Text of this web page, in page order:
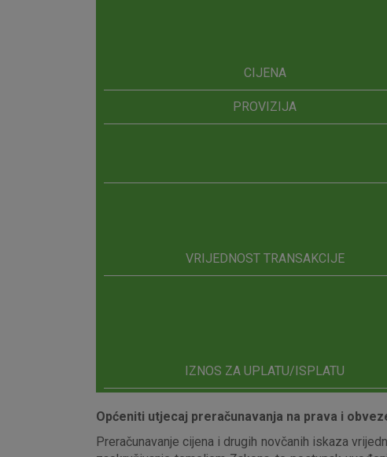
CIJENA
PROVIZIJA
VRIJEDNOST TRANSAKCIJE
IZNOS ZA UPLATU/ISPLATU
Općeniti utjecaj preračunavanja na prava i
Preračunavanje cijena i drugih novčanih iskaza